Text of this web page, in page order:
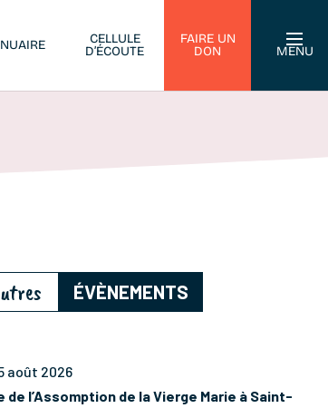
CELLULE
D’ÉCOUTE
FAIRE UN
DON
MENU
ÉVÈNEMENTS
août 2026
de l’Assomption de la Vierge Marie à Saint-